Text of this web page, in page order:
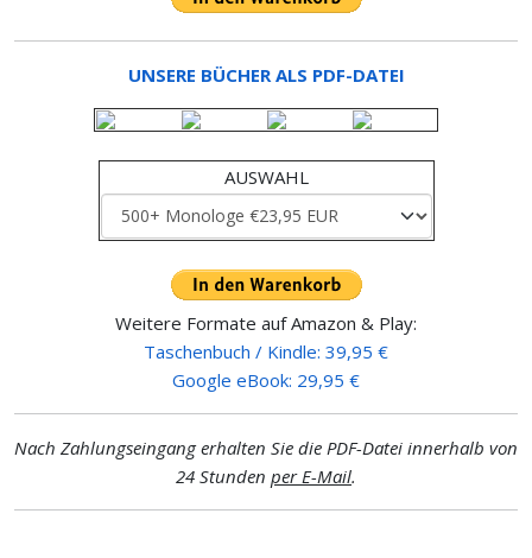
UNSERE BÜCHER ALS PDF-DATEI
AUSWAHL
Weitere Formate auf Amazon & Play:
Taschenbuch / Kindle: 39,95 €
Google eBook: 29,95 €
Nach Zahlungseingang erhalten Sie die PDF-Datei innerhalb von
24 Stunden per E-Mail.